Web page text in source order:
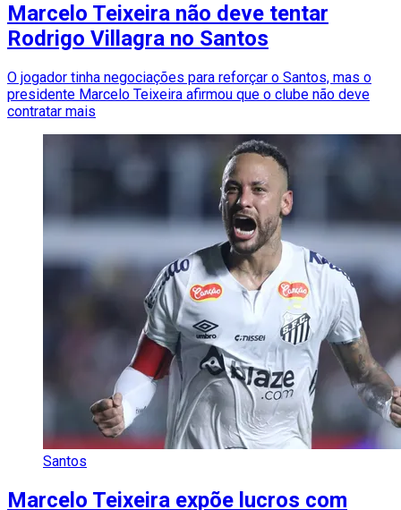
Marcelo Teixeira não deve tentar
Rodrigo Villagra no Santos
O jogador tinha negociações para reforçar o Santos, mas o
presidente Marcelo Teixeira afirmou que o clube não deve
contratar mais
Santos
Marcelo Teixeira expõe lucros com